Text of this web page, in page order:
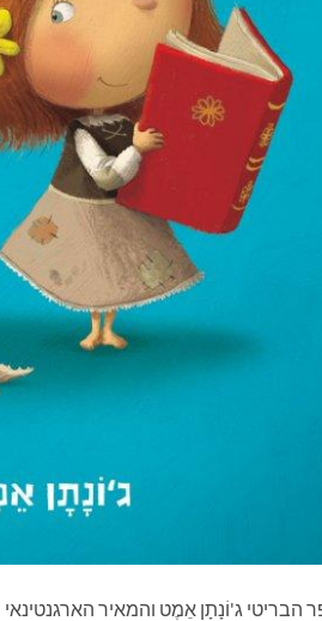
הבריטי ג'וֹנָתָן אֵמֶט והמאיר